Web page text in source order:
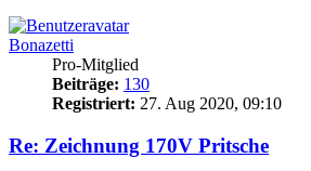
Bonazetti
Pro-Mitglied
Beiträge: 130
Registriert: 27. Aug 2020, 09:10
Re: Zeichnung 170V Pritsche